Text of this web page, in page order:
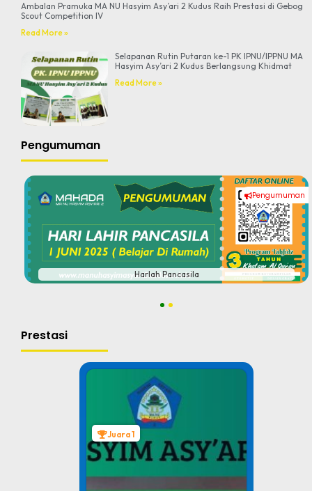
Ambalan Pramuka MA NU Hasyim Asy’ari 2 Kudus Raih Prestasi di Gebog
Scout Competition IV
Read More »
Selapanan Rutin Putaran ke-1 PK IPNU/IPPNU MA
Hasyim Asy’ari 2 Kudus Berlangsung Khidmat
Read More »
Pengumuman
Pengumuman
#
Harlah Pancasila
Prestasi
Juara 1